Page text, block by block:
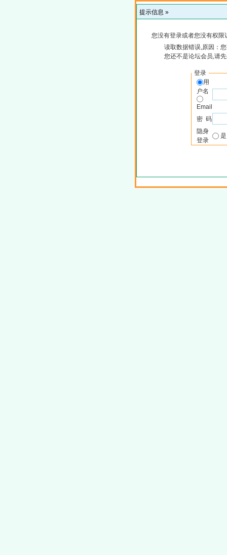
提示信息 »
您没有登录或者您没有权
读取数据错误,原因：
您还不是论坛会员,请
登录
用
户名
Email
密 码
隐身
登录